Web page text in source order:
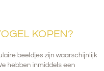
KOPEN?
beeldjes zijn waarschijnlijk
hebben inmiddels een